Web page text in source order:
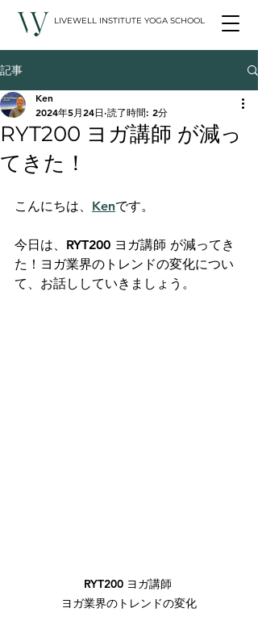
LIVEWELL INSTITUTE YOGA SCHOOL
記事
RYT200 ヨガ講師 が減っ
てきた！
Ken
2024年5月24日 読了時間: 2分
こんにちは、 Kenです。
今日は、RYT200 ヨガ講師 が減ってき
た！ヨガ業界のトレンドの変化につい
て、お話ししていきましょう。
RYT200 ヨガ講師
ヨガ業界のトレンドの変化